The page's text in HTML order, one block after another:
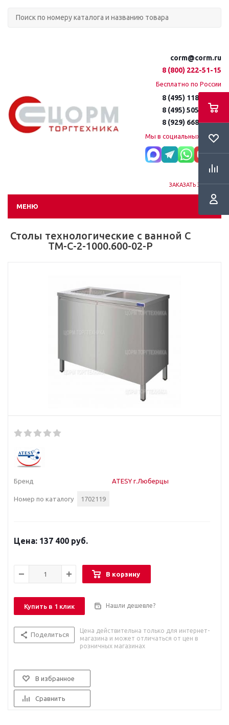
corm@corm.ru
8 (800) 222-51-15
Бесплатно по России
8 (495) 118-61-16
8 (495) 505-51-15
8 (929) 668-95-35
Мы в социальных сетях:
ЗАКАЗАТЬ ЗВОНОК
МЕНЮ
Столы технологические с ванной С
ТМ-С-2-1000.600-02-Р
Бренд ATESY г.Люберцы
Номер по каталогу 1702119
137 400 руб.
В корзину
Купить в 1 клик Нашли дешевле?
Поделиться
Цена действительна только для интернет-
магазина и может отличаться от цен в
розничных магазинах
В избранное
Сравнить